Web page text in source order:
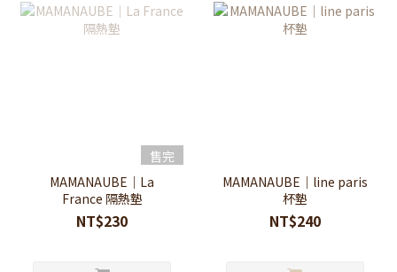
售完
MAMANAUBE｜La
France 隔熱墊
NT$230
MAMANAUBE｜line paris
杯墊
NT$240